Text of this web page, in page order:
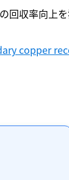
収率向上を
copper